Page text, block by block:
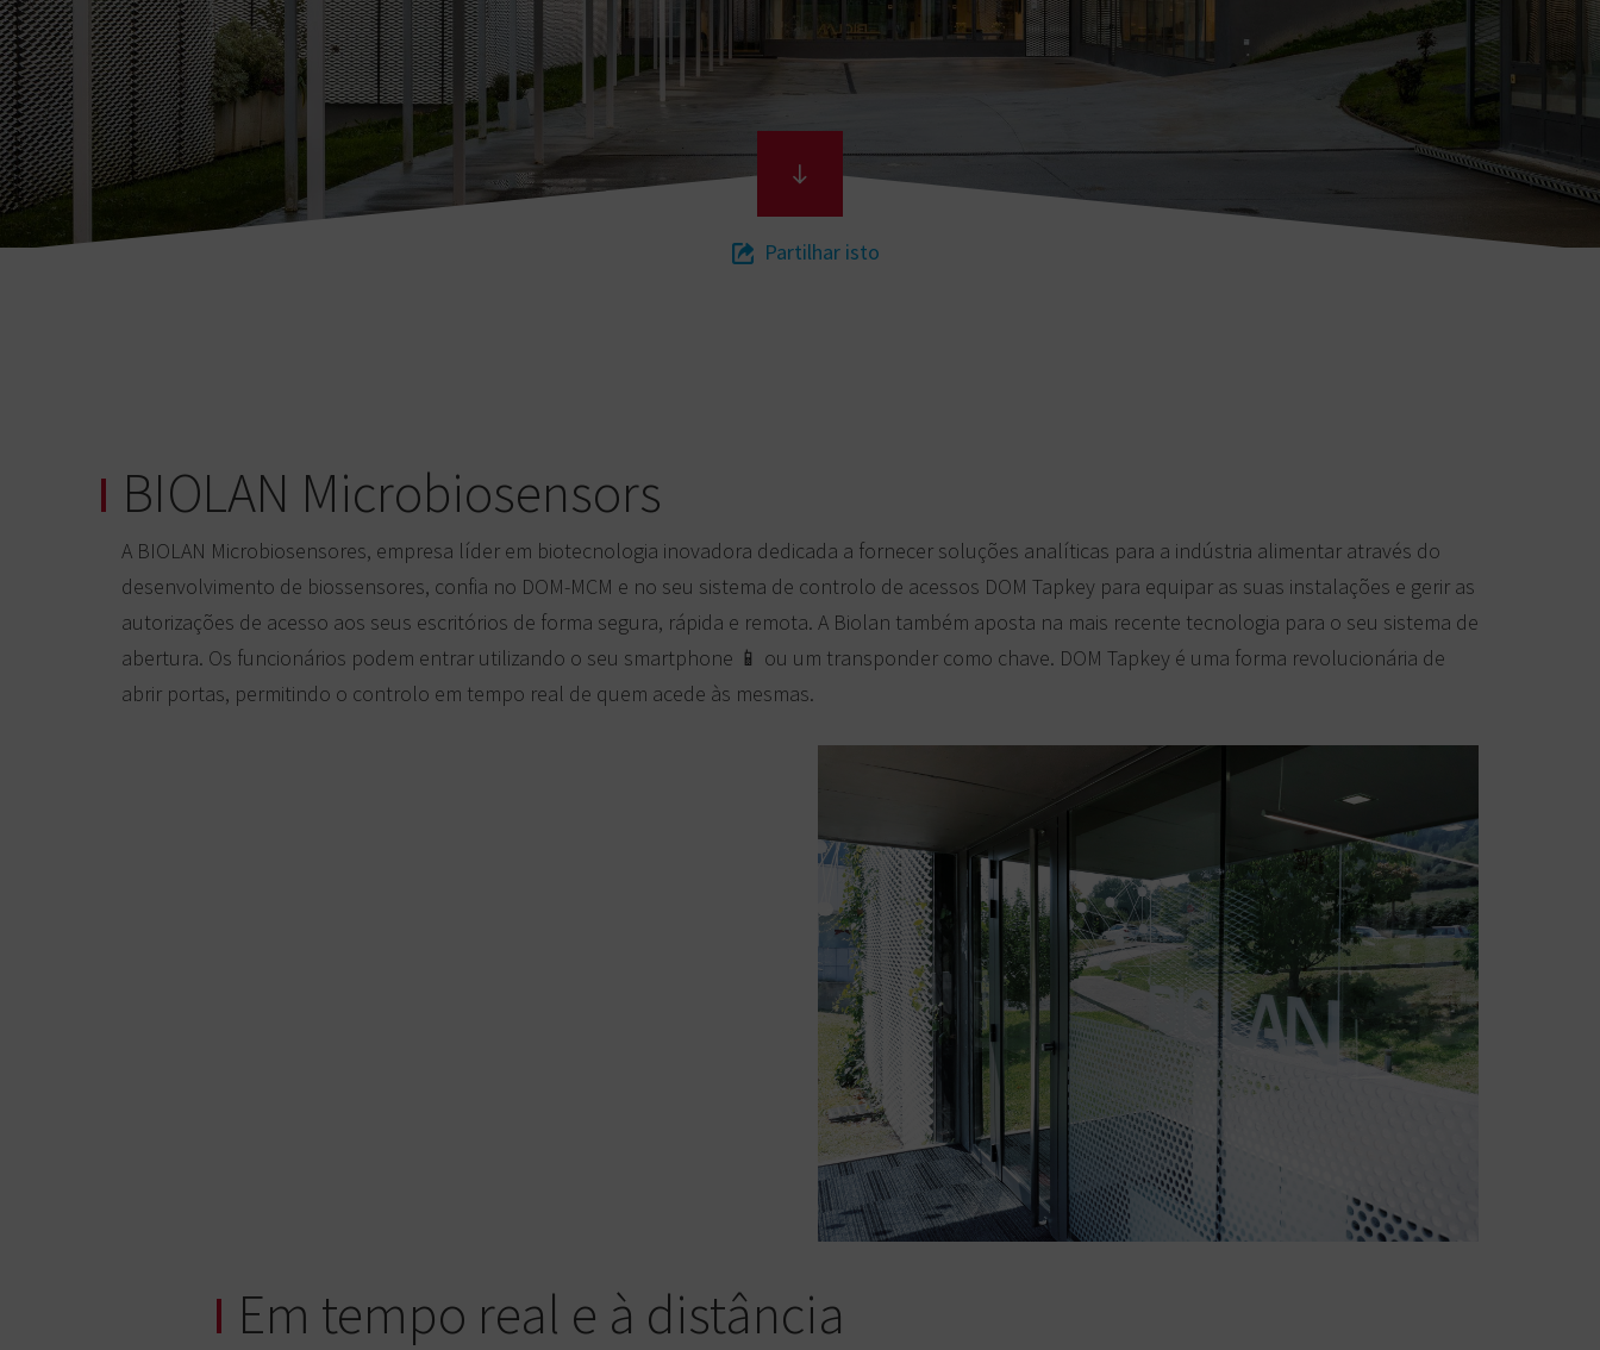
Partilhar isto
BIOLAN Microbiosensors
A BIOLAN Microbiosensores, empresa líder em biotecnologia inovadora dedicada a fornecer soluções analíticas para a indústria alimentar através do
desenvolvimento de biossensores, confia no DOM-MCM e no seu sistema de controlo de acessos DOM Tapkey para equipar as suas instalações e gerir as
autorizações de acesso aos seus escritórios de forma segura, rápida e remota. A Biolan também aposta na mais recente tecnologia para o seu sistema de
abertura. Os funcionários podem entrar utilizando o seu smartphone 📱 ou um transponder como chave. DOM Tapkey é uma forma revolucionária de
abrir portas, permitindo o controlo em tempo real de quem acede às mesmas.
Em tempo real e à distância